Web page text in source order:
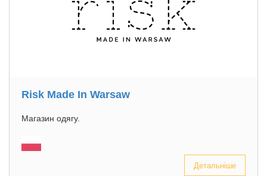
Risk Made In Warsaw
Магазин одягу.
Детальніше